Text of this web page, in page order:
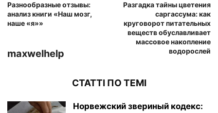
Разнообразные отзывы:
анализ книги «Наш мозг,
наше «я»»
Разгадка тайны цветения
саргассума: как
круговорот питательных
веществ обуславливает
массовое накопление
водорослей
maxwelhelp
СТАТТІ ПО ТЕМІ
Норвежский звериный кодекс: